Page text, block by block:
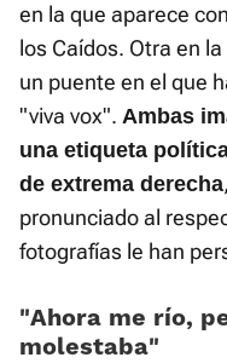
en la que aparece
los Caídos. Otra en
un puente en el que
"viva vox". Ambas
una etiqueta
de extrema derecha
pronunciado al
fotografías le han
«Ahora me río,
molestaba»